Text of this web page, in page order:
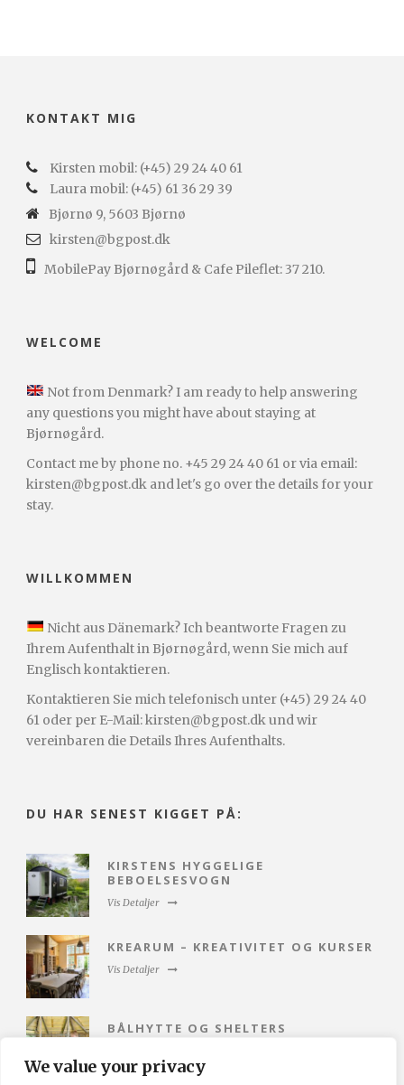
We value your privacy
KONTAKT MIG
Kirsten mobil: (+45) 29 24 40 61
Laura mobil: (+45) 61 36 29 39
Bjørnø 9, 5603 Bjørnø
kirsten@bgpost.dk
MobilePay Bjørnøgård & Cafe Pileflet: 37 210.
WELCOME
Not from Denmark? I am ready to help answering
any questions you might have about staying at
Bjørnøgård.
Contact me by phone no. +45 29 24 40 61 or via email:
kirsten@bgpost.dk and let's go over the details for your
stay.
WILLKOMMEN
Nicht aus Dänemark? Ich beantworte Fragen zu
Ihrem Aufenthalt in Bjørnøgård, wenn Sie mich auf
Englisch kontaktieren.
Kontaktieren Sie mich telefonisch unter (+45) 29 24 40
61 oder per E-Mail: kirsten@bgpost.dk und wir
vereinbaren die Details Ihres Aufenthalts.
DU HAR SENEST KIGGET PÅ:
KIRSTENS HYGGELIGE
BEBOELSESVOGN
Vis Detaljer
KREARUM – KREATIVITET OG KURSER
Vis Detaljer
BÅLHYTTE OG SHELTERS